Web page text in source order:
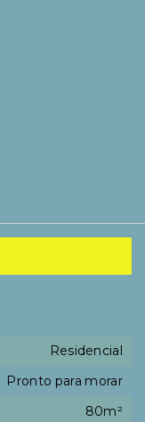
Residencial
Pronto para morar
80m²